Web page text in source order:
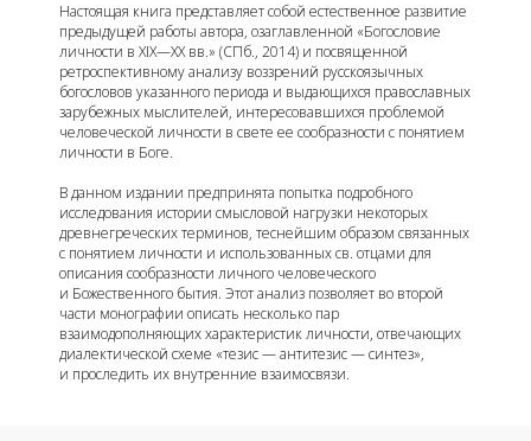
Настоящая книга представляет собой естественное развитие
предыдущей работы автора, озаглавленной «Богословие
личности в XIX—XX вв.» (СПб., 2014) и посвященной
ретроспективному анализу воззрений русскоязычных
богословов указанного периода и выдающихся православных
зарубежных мыслителей, интересовавшихся проблемой
человеческой личности в свете ее сообразности с понятием
личности в Боге.
В данном издании предпринята попытка подробного
исследования истории смысловой нагрузки некоторых
древнегреческих терминов, теснейшим образом связанных
с понятием личности и использованных св. отцами для
описания сообразности личного человеческого
и Божественного бытия. Этот анализ позволяет во второй
части монографии описать несколько пар
взаимодополняющих характеристик личности, отвечающих
диалектической схеме «тезис — антитезис — синтез»,
и проследить их внутренние взаимосвязи.